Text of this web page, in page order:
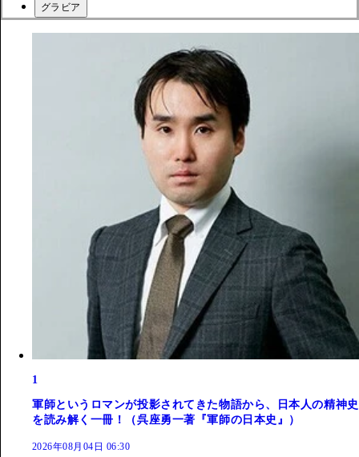
グラビア
1
軍師というロマンが投影されてきた物語から、日本人の精神史
を読み解く一冊！（呉座勇一著『軍師の日本史』）
2026年08月04日 06:30